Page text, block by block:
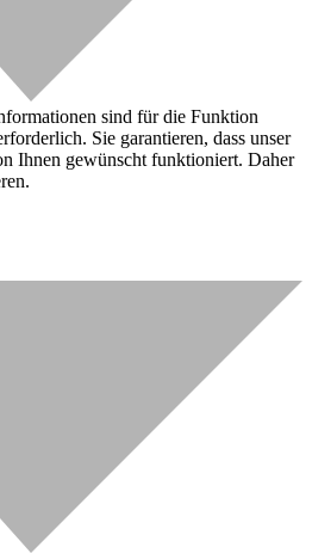
sind für die Funktion
Sie garantieren, dass unser
Ihnen gewünscht funktioniert. Daher